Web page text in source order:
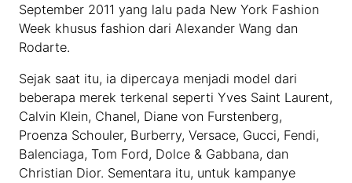
September 2011 yang lalu pada New York Fashion
Week khusus fashion dari Alexander Wang dan
Rodarte.
Sejak saat itu, ia dipercaya menjadi model dari
beberapa merek terkenal seperti Yves Saint Laurent,
Calvin Klein, Chanel, Diane von Furstenberg,
Proenza Schouler, Burberry, Versace, Gucci, Fendi,
Balenciaga, Tom Ford, Dolce & Gabbana, dan
Christian Dior. Sementara itu, untuk kampanye